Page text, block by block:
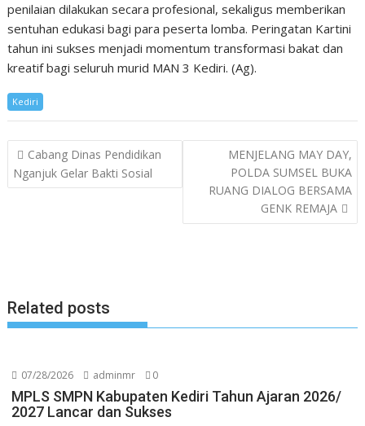
penilaian dilakukan secara profesional, sekaligus memberikan
sentuhan edukasi bagi para peserta lomba. Peringatan Kartini
tahun ini sukses menjadi momentum transformasi bakat dan
kreatif bagi seluruh murid MAN 3 Kediri. (Ag).
Kediri
Post
navigation
Cabang Dinas Pendidikan
Nganjuk Gelar Bakti Sosial
MENJELANG MAY DAY,
POLDA SUMSEL BUKA
RUANG DIALOG BERSAMA
GENK REMAJA
Related posts
07/28/2026 adminmr 0
MPLS SMPN Kabupaten Kediri Tahun Ajaran 2026/
2027 Lancar dan Sukses